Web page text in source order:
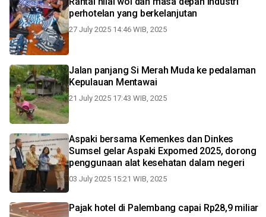
perhotelan yang berkelanjutan
27 July 2025 14:46 WIB, 2025
Jalan panjang Si Merah Muda ke pedalaman
Kepulauan Mentawai
21 July 2025 17:43 WIB, 2025
Aspaki bersama Kemenkes dan Dinkes
Sumsel gelar Aspaki Expomed 2025, dorong
penggunaan alat kesehatan dalam negeri
03 July 2025 15:21 WIB, 2025
Pajak hotel di Palembang capai Rp28,9 miliar